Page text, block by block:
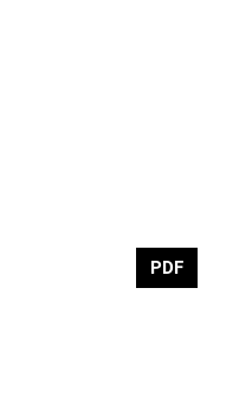
PDF